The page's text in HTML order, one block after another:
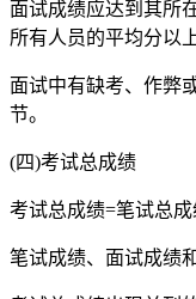
面试成绩应达到其所
所有人员的平均分以
面试中有缺考、作弊
节。
(四)考试总成绩
考试总成绩=笔试总成
笔试成绩、面试成绩